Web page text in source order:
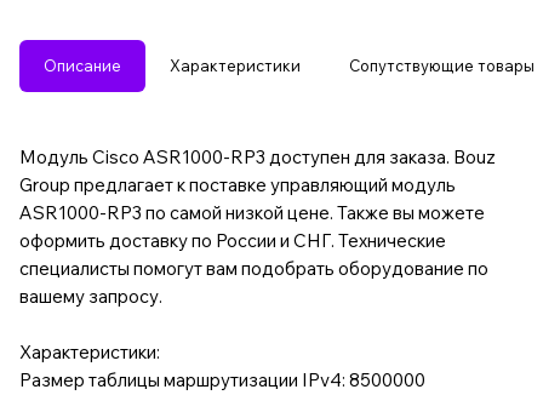
Описание Характеристики Сопутствующие товары
Модуль Cisco ASR1000-RP3 доступен для заказа. Bouz
Group предлагает к поставке управляющий модуль
ASR1000-RP3 по самой низкой цене. Также вы можете
оформить доставку по России и СНГ. Технические
специалисты помогут вам подобрать оборудование по
вашему запросу.
Характеристики:
Размер таблицы маршрутизации IPv4: 8500000